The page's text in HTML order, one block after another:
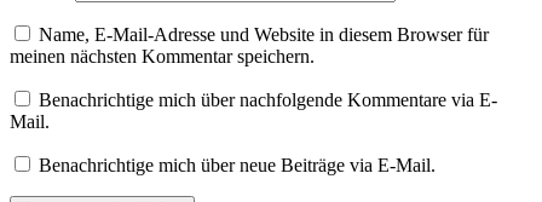
Name, E-Mail-Adresse und Website in diesem Browser für
meinen nächsten Kommentar speichern.
Benachrichtige mich über nachfolgende Kommentare via E-
Mail.
Benachrichtige mich über neue Beiträge via E-Mail.